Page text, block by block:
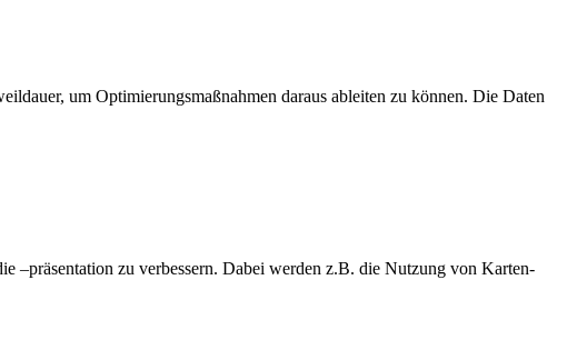
um Optimierungsmaßnahmen daraus ableiten zu können. Die Daten
–präsentation zu verbessern. Dabei werden z.B. die Nutzung von Karten-